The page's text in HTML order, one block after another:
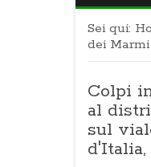
Sei qui:
dei Marmi
Colpi
al
sul